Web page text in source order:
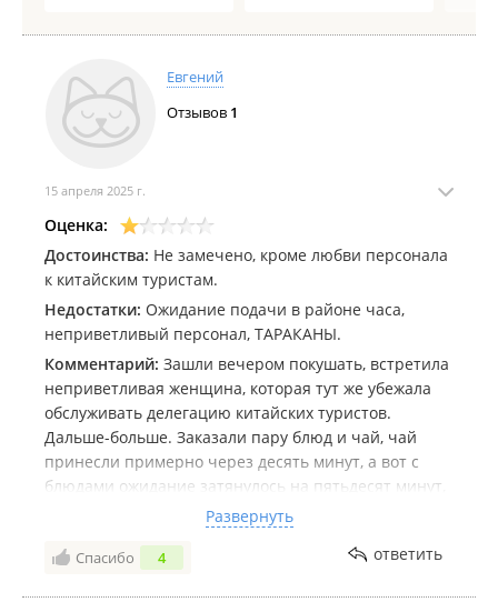
Евгений
Отзывов 1
15 апреля 2025 г.
Оценка:
Достоинства: Не замечено, кроме любви персонала
к китайским туристам.
Недостатки: Ожидание подачи в районе часа,
неприветливый персонал, ТАРАКАНЫ.
Комментарий: Зашли вечером покушать, встретила
неприветливая женщина, которая тут же убежала
обслуживать делегацию китайских туристов.
Дальше-больше. Заказали пару блюд и чай, чай
принесли примерно через десять минут, а вот с
блюдами ожидание затянулось на пятьдесят минут,
при том, что в ресторане было занято от силы
четыре столика, но весь персонал, подчёркиваю
этот момент ещё раз, крутился исключительно
Развернуть
Спасибо 4 ответить